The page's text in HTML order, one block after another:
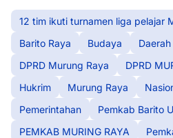
12 tim ikuti turnamen liga pelajar
Barito Raya
Budaya Daerah
DPRD Murung Raya
DPRD
Hukrim
Murung Raya
Pemerintahan
Pemkab Barito
PEMKAB MURING RAYA